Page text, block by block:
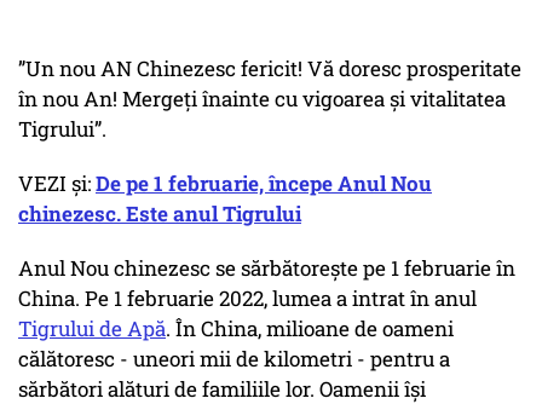
”Un nou AN Chinezesc fericit! Vă doresc prosperitate
în nou An! Mergeți înainte cu vigoarea și vitalitatea
Tigrului”.
VEZI și:De pe 1 februarie, începe Anul Nou
chinezesc. Este anul Tigrului
Anul Nou chinezesc se sărbătoreşte pe 1 februarie în
China. Pe 1 februarie 2022, lumea a intrat în anul
Tigrului de Apă. În China, milioane de oameni
călătoresc - uneori mii de kilometri - pentru a
sărbători alături de familiile lor. Oamenii își